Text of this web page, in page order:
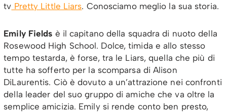
tv Pretty Little Liars. Conosciamo meglio la sua storia.
Emily Fields è il capitano della squadra di nuoto della
Rosewood High School. Dolce, timida e allo stesso
tempo testarda, è forse, tra le Liars, quella che più di
tutte ha sofferto per la scomparsa di Alison
DiLaurentis. Ciò è dovuto a un’attrazione nei confronti
della leader del suo gruppo di amiche che va oltre la
semplice amicizia. Emily si rende conto ben presto,